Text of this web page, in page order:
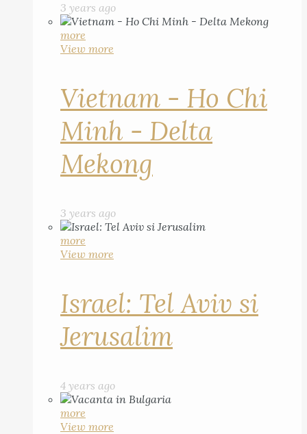
3 years ago
more
View more
Vietnam - Ho Chi
Minh - Delta
Mekong
3 years ago
more
View more
Israel: Tel Aviv si
Jerusalim
4 years ago
more
View more